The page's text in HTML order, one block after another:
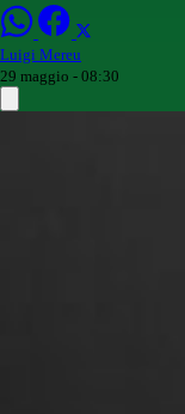
Luigi Mereu
29 maggio - 08:30